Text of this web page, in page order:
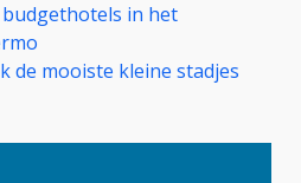
in het
de mooiste kleine stadjes